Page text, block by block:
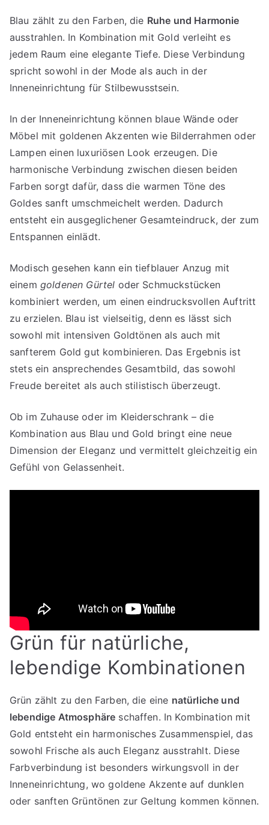
Blau zählt zu den Farben, die Ruhe und Harmonie
ausstrahlen. In Kombination mit Gold verleiht es
jedem Raum eine elegante Tiefe. Diese Verbindung
spricht sowohl in der Mode als auch in der
Inneneinrichtung für Stilbewusstsein.
In der Inneneinrichtung können blaue Wände oder
Möbel mit goldenen Akzenten wie Bilderrahmen oder
Lampen einen luxuriösen Look erzeugen. Die
harmonische Verbindung zwischen diesen beiden
Farben sorgt dafür, dass die warmen Töne des
Goldes sanft umschmeichelt werden. Dadurch
entsteht ein ausgeglichener Gesamteindruck, der zum
Entspannen einlädt.
Modisch gesehen kann ein tiefblauer Anzug mit
einem goldenen Gürtel oder Schmuckstücken
kombiniert werden, um einen eindrucksvollen Auftritt
zu erzielen. Blau ist vielseitig, denn es lässt sich
sowohl mit intensiven Goldtönen als auch mit
sanfterem Gold gut kombinieren. Das Ergebnis ist
stets ein ansprechendes Gesamtbild, das sowohl
Freude bereitet als auch stilistisch überzeugt.
Ob im Zuhause oder im Kleiderschrank – die
Kombination aus Blau und Gold bringt eine neue
Dimension der Eleganz und vermittelt gleichzeitig ein
Gefühl von Gelassenheit.
Grün für natürliche,
lebendige Kombinationen
Grün zählt zu den Farben, die eine natürliche und
lebendige Atmosphäre schaffen. In Kombination mit
Gold entsteht ein harmonisches Zusammenspiel, das
sowohl Frische als auch Eleganz ausstrahlt. Diese
Farbverbindung ist besonders wirkungsvoll in der
Inneneinrichtung, wo goldene Akzente auf dunklen
oder sanften Grüntönen zur Geltung kommen können.